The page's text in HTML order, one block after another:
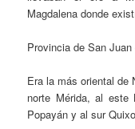
Magdalena donde
Provincia de San
Era la más oriental de
norte Mérida, al
Popayán y al sur